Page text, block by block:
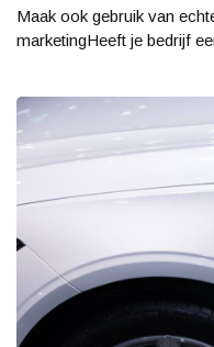
Maak ook gebruik van
marketingHeeft je bedrijf